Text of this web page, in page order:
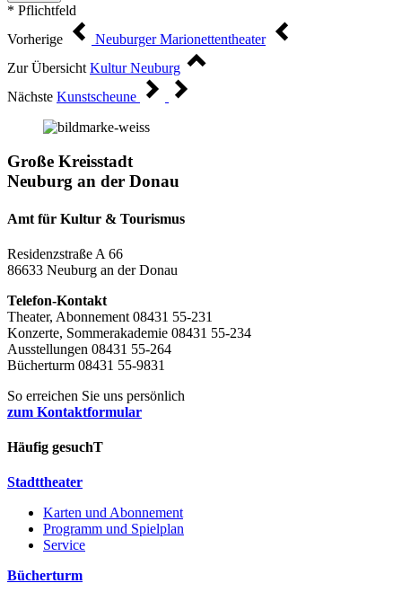
* Pflichtfeld
Vorherige
Neuburger Marionettentheater
Zur Übersicht Kultur Neuburg
Nächste Kunstscheune
Große Kreisstadt
Neuburg an der Donau
Amt für Kultur & Tourismus
Residenzstraße A 66
86633 Neuburg an der Donau
Telefon-Kontakt
Theater, Abonnement 08431 55-231
Konzerte, Sommerakademie 08431 55-234
Ausstellungen 08431 55-264
Bücherturm 08431 55-9831
So erreichen Sie uns persönlich
zum Kontaktformular
Häufig gesuchT
Stadttheater
Karten und Abonnement
Programm und Spielplan
Service
Bücherturm